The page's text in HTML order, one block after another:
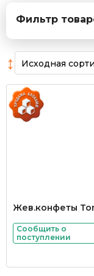
Фильтр
↕
Жев.конфеты
Сообщить о
поступлении